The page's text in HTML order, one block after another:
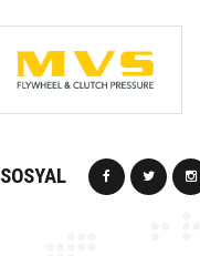
SOSYAL